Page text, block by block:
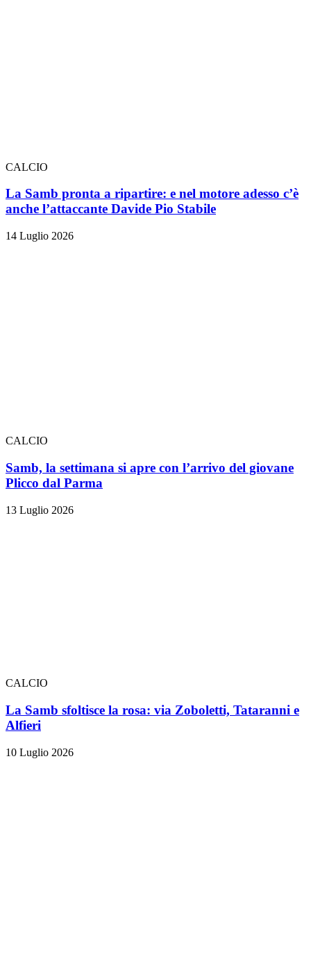
CALCIO
La Samb pronta a ripartire: e nel motore adesso c’è
anche l’attaccante Davide Pio Stabile
14 Luglio 2026
CALCIO
Samb, la settimana si apre con l’arrivo del giovane
Plicco dal Parma
13 Luglio 2026
CALCIO
La Samb sfoltisce la rosa: via Zoboletti, Tataranni e
Alfieri
10 Luglio 2026